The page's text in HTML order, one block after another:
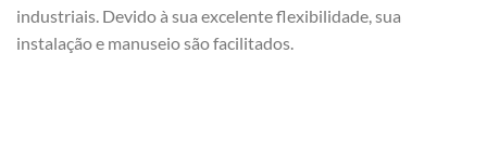
industriais. Devido à sua excelente flexibilidade, sua
instalação e manuseio são facilitados.